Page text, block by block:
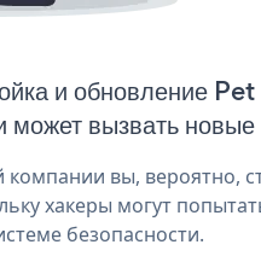
и обновление
может вызвать
вы, вероятно,
хакеры могут
безопасности.